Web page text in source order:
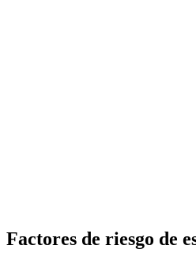
Factores de riesgo de